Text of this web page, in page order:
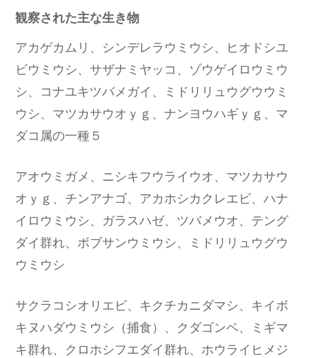
観察された主な生き物
アカゲカムリ、シンデレラウミウシ、ヒオドシユ
ビウミウシ、サザナミヤッコ、ゾウゲイロウミウ
シ、コナユキツバメガイ、ミドリリュウグウウミ
ウシ、マツカサウオｙｇ、ナンヨウハギｙｇ、マ
ダコ属の一種５
アオウミガメ、ニシキフウライウオ、マツカサウ
オｙｇ、チンアナゴ、アカホシカクレエビ、ハナ
イロウミウシ、ガラスハゼ、ツバメウオ、テング
ダイ群れ、ボブサンウミウシ、ミドリリュウグウ
ウミウシ
サクラコシオリエビ、キクチカニダマシ、キイボ
キヌハダウミウシ（捕食）、クダゴンベ、ミギマ
キ群れ、クロホシフエダイ群れ、ホウライヒメジ